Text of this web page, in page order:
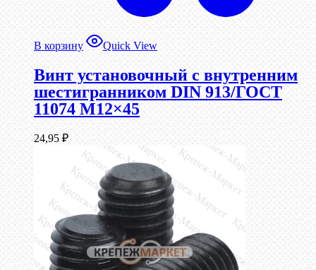
В корзину Quick View
Винт установочный с внутренним
шестигранником DIN 913/ГОСТ
11074 М12×45
24,95 ₽